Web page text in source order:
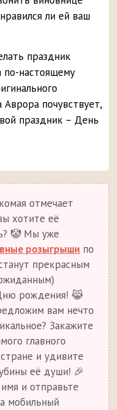
ли ей ваш
праздник
по-настоящему
почувствует,
праздник – День
отмечает
хотите её
🤡 Мы уже
розыгрыши по
прекрасным
рождения! 😹
вам нечто
Закажите
главного
и удивите
её души! 🎉
и отправьте
мобильный